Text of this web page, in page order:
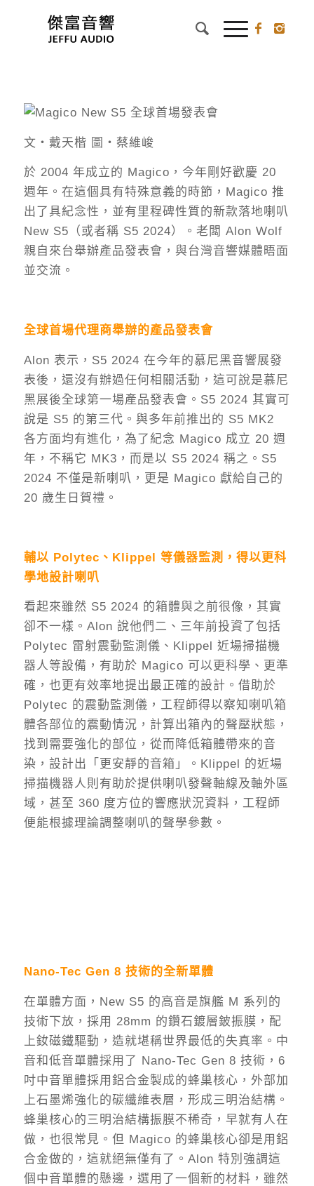
文‧戴天楷 圖‧蔡維峻
於 2004 年成立的 Magico，今年剛好歡慶 20
週年。在這個具有特殊意義的時節，Magico 推
出了具紀念性，並有里程碑性質的新款落地喇叭
New S5（或者稱 S5 2024）。老闆 Alon Wolf
親自來台舉辦產品發表會，與台灣音響媒體晤面
並交流。
全球首場代理商舉辦的產品發表會
Alon 表示，S5 2024 在今年的慕尼黑音響展發
表後，還沒有辦過任何相關活動，這可說是慕尼
黑展後全球第一場產品發表會。S5 2024 其實可
說是 S5 的第三代。與多年前推出的 S5 MK2
各方面均有進化，為了紀念 Magico 成立 20 週
年，不稱它 MK3，而是以 S5 2024 稱之。S5
2024 不僅是新喇叭，更是 Magico 獻給自己的
20 歲生日賀禮。
輔以 Polytec、Klippel 等儀器監測，得以更科
學地設計喇叭
看起來雖然 S5 2024 的箱體與之前很像，其實
卻不一樣。Alon 說他們二、三年前投資了包括
Polytec 雷射震動監測儀、Klippel 近場掃描機
器人等設備，有助於 Magico 可以更科學、更準
確，也更有效率地提出最正確的設計。借助於
Polytec 的震動監測儀，工程師得以察知喇叭箱
體各部位的震動情況，計算出箱內的聲壓狀態，
找到需要強化的部位，從而降低箱體帶來的音
染，設計出「更安靜的音箱」。Klippel 的近場
掃描機器人則有助於提供喇叭發聲軸線及軸外區
域，甚至 360 度方位的響應狀況資料，工程師
便能根據理論調整喇叭的聲學參數。
Nano-Tec Gen 8 技術的全新單體
在單體方面，New S5 的高音是旗艦 M 系列的
技術下放，採用 28mm 的鑽石鍍層鈹振膜，配
上釹磁鐵驅動，造就堪稱世界最低的失真率。中
音和低音單體採用了 Nano-Tec Gen 8 技術，6
吋中音單體採用鋁合金製成的蜂巢核心，外部加
上石墨烯強化的碳纖維表層，形成三明治結構。
蜂巢核心的三明治結構振膜不稀奇，早就有人在
做，也很常見。但 Magico 的蜂巢核心卻是用鋁
合金做的，這就絕無僅有了。Alon 特別強調這
個中音單體的懸邊，選用了一個新的材料，雖然